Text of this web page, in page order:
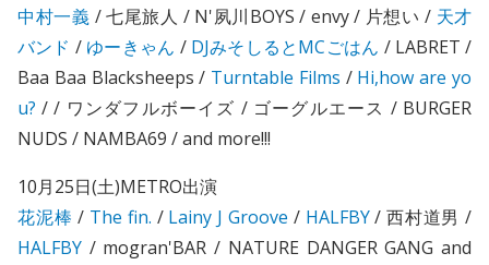
中村一義 / 七尾旅人 / N'夙川BOYS / envy / 片想い / 天才
バンド / ゆーきゃん / DJみそしるとMCごはん / LABRET /
Baa Baa Blacksheeps / Turntable Films / Hi,how are yo
u? / / ワンダフルボーイズ / ゴーグルエース / BURGER
NUDS / NAMBA69 / and more!!!
10月25日(土)METRO出演
花泥棒 / The fin. / Lainy J Groove / HALFBY/ 西村道男 /
HALFBY / mogran'BAR / NATURE DANGER GANG and